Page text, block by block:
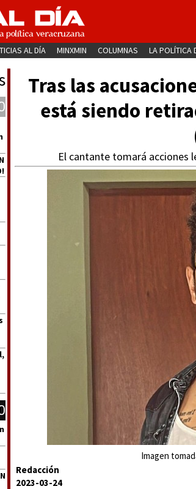
AL DÍA MINXMIN COLUMNAS LA POLÍTICA
Tras las
está siendo
El cantante tomará acciones
Imagen
Redacción
2023-03-24